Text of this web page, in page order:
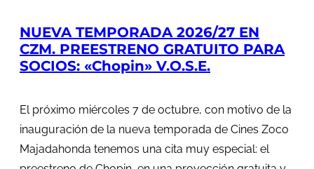
NUEVA TEMPORADA 2026/27 EN
CZM. PREESTRENO GRATUITO PARA
SOCIOS: «Chopin» V.O.S.E.
El próximo miércoles 7 de octubre, con motivo de la
inauguración de la nueva temporada de Cines Zoco
Majadahonda tenemos una cita muy especial: el